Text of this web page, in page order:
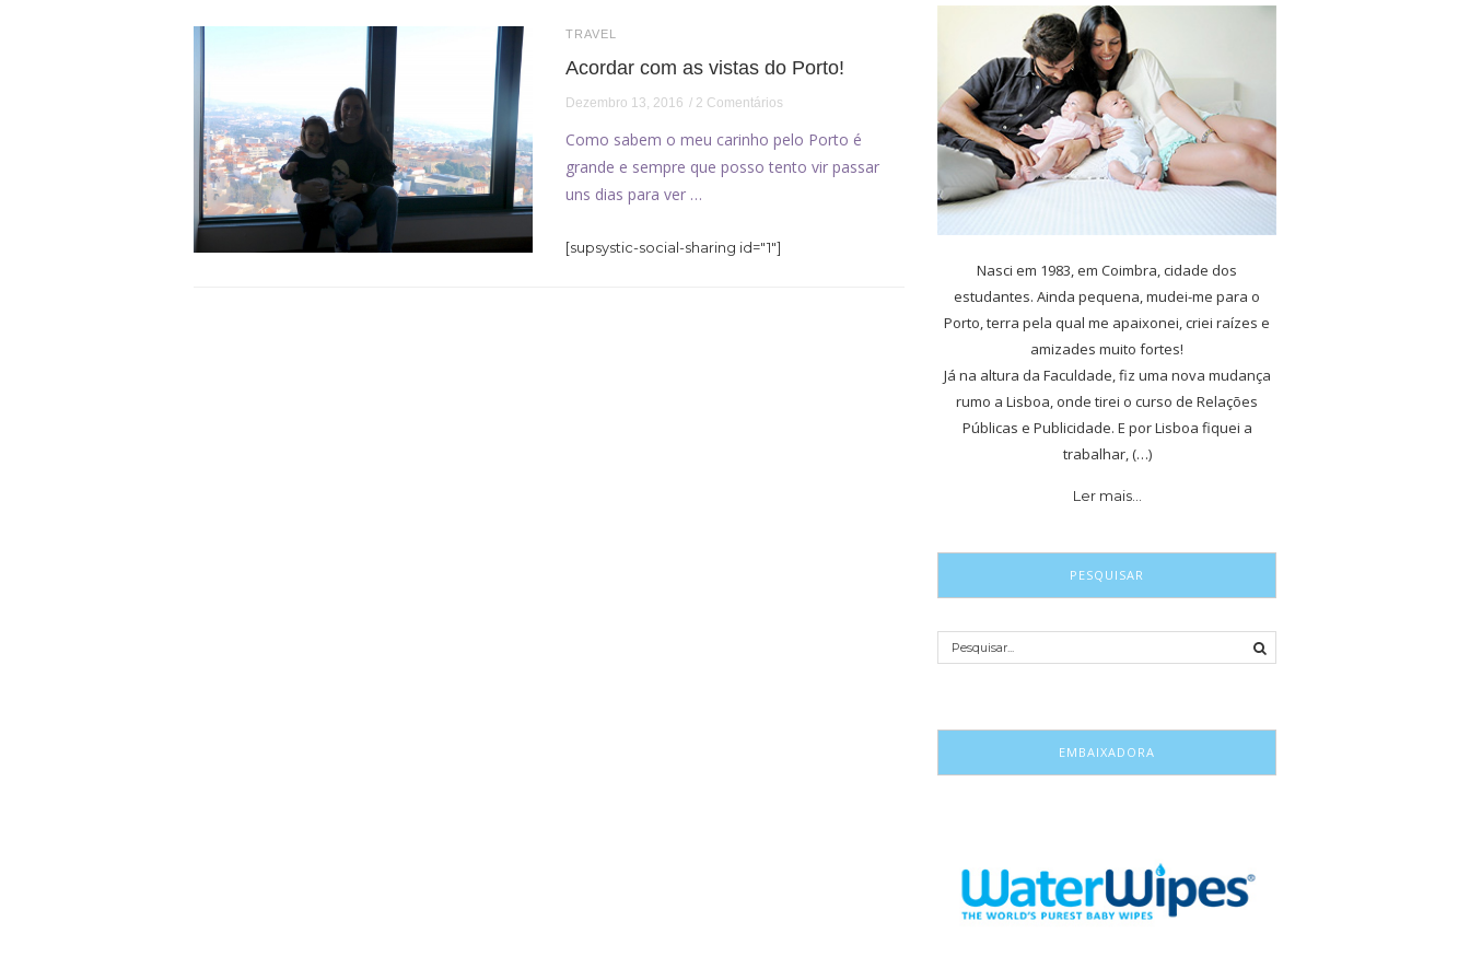
TRAVEL
Acordar com as vistas do Porto!
Dezembro 13, 2016 2 Comentários
Como sabem o meu carinho pelo Porto é
grande e sempre que posso tento vir passar
uns dias para ver …
[supsystic-social-sharing id="1"]
Nasci em 1983, em Coimbra, cidade dos
estudantes. Ainda pequena, mudei-me para o
Porto, terra pela qual me apaixonei, criei raízes e
amizades muito fortes!
Já na altura da Faculdade, fiz uma nova mudança
rumo a Lisboa, onde tirei o curso de Relações
Públicas e Publicidade. E por Lisboa fiquei a
trabalhar, (…)
Ler mais…
PESQUISAR
EMBAIXADORA